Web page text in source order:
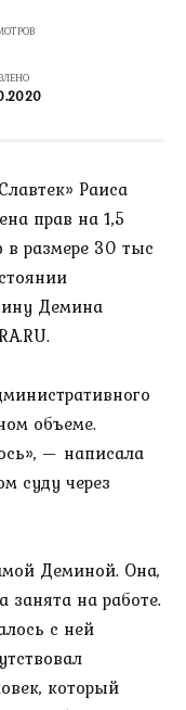
Раиса
прав на 1,5
размере 30 тыс
Демина
объеме.
— написала
суду через
Деминой. Она,
на работе.
с ней
который